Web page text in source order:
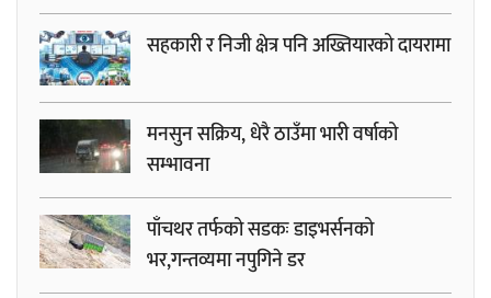
सहकारी र निजी क्षेत्र पनि अख्तियारको दायरामा
मनसुन सक्रिय, धेरै ठाउँमा भारी वर्षाको
सम्भावना
पाँचथर तर्फको सडकः डाइभर्सनको
भर,गन्तव्यमा नपुगिने डर